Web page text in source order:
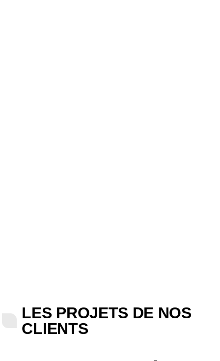
LES PROJETS DE NOS
CLIENTS